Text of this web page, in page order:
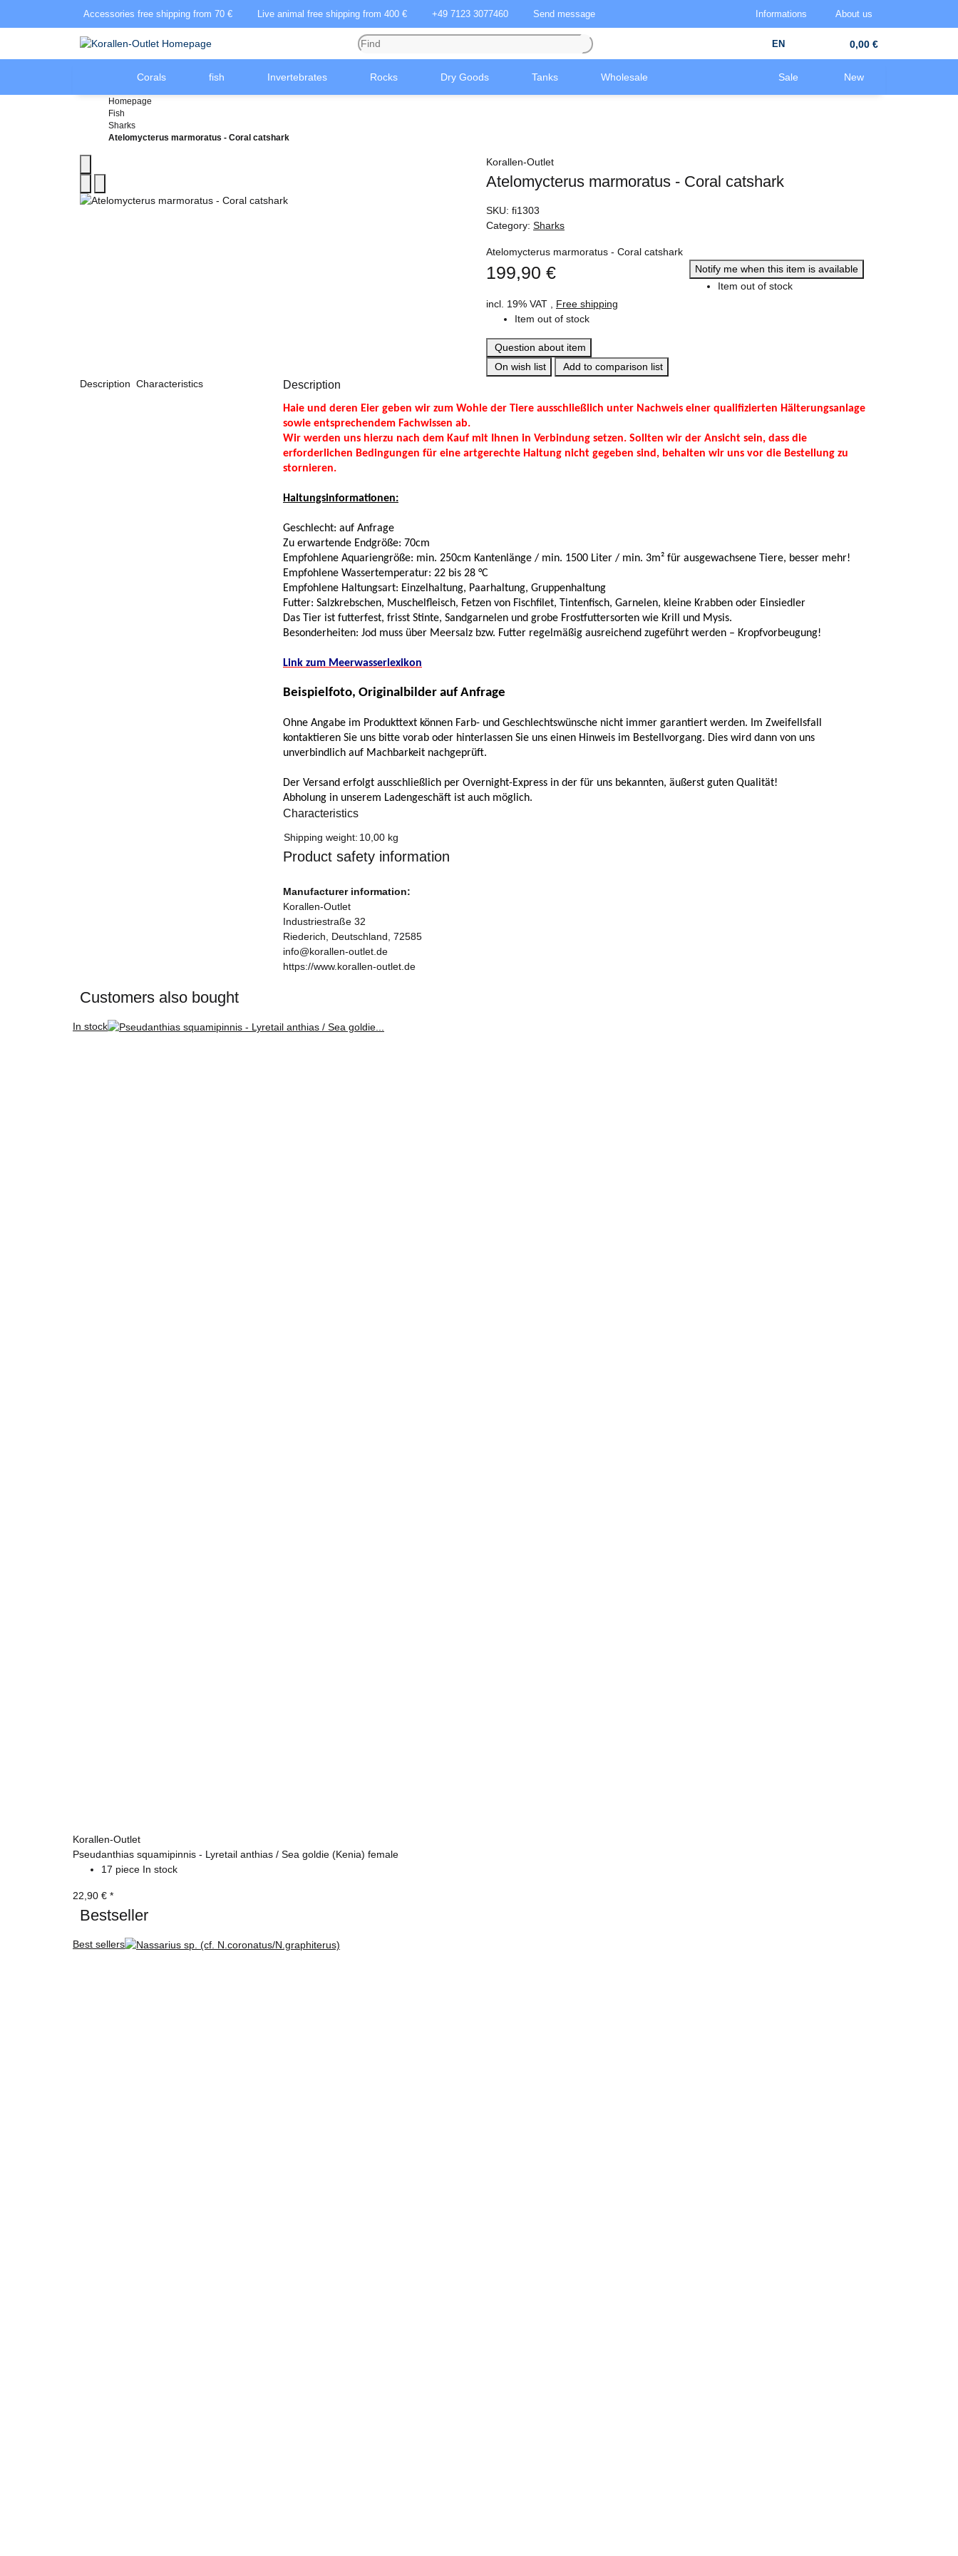
Accessories free shipping from 70 € Live animal free shipping from 400 € +49 7123 3077460 Send message Informations About us
EN 0,00 €
Corals fish Invertebrates Rocks Dry Goods Tanks Wholesale Sale New
Homepage
Fish
Sharks
Atelomycterus marmoratus - Coral catshark
Korallen-Outlet
Atelomycterus marmoratus - Coral catshark
SKU: fi1303
Category: Sharks
Atelomycterus marmoratus - Coral catshark
199,90 €
incl. 19% VAT , Free shipping
Item out of stock
Notify me when this item is available
Item out of stock
Question about item
On wish list
Add to comparison list
Description Characteristics Description
Haie und deren Eier geben wir zum Wohle der Tiere ausschließlich unter Nachweis einer qualifizierten Hälterungsanlage
sowie entsprechendem Fachwissen ab.
Wir werden uns hierzu nach dem Kauf mit Ihnen in Verbindung setzen. Sollten wir der Ansicht sein, dass die
erforderlichen Bedingungen für eine artgerechte Haltung nicht gegeben sind, behalten wir uns vor die Bestellung zu
stornieren.
Haltungsinformationen:
Geschlecht: auf Anfrage
Zu erwartende Endgröße: 70cm
Empfohlene Aquariengröße: min. 250cm Kantenlänge / min. 1500 Liter / min. 3m² für ausgewachsene Tiere, besser mehr!
Empfohlene Wassertemperatur: 22 bis 28 °C
Empfohlene Haltungsart: Einzelhaltung, Paarhaltung, Gruppenhaltung
Futter: Salzkrebschen, Muschelfleisch, Fetzen von Fischfilet, Tintenfisch, Garnelen, kleine Krabben oder Einsiedler
Das Tier ist futterfest, frisst Stinte, Sandgarnelen und grobe Frostfuttersorten wie Krill und Mysis.
Besonderheiten: Jod muss über Meersalz bzw. Futter regelmäßig ausreichend zugeführt werden – Kropfvorbeugung!
Link zum Meerwasserlexikon
Beispielfoto, Originalbilder auf Anfrage
Ohne Angabe im Produkttext können Farb- und Geschlechtswünsche nicht immer garantiert werden. Im Zweifellsfall
kontaktieren Sie uns bitte vorab oder hinterlassen Sie uns einen Hinweis im Bestellvorgang. Dies wird dann von uns
unverbindlich auf Machbarkeit nachgeprüft.
Der Versand erfolgt ausschließlich per Overnight-Express in der für uns bekannten, äußerst guten Qualität!
Abholung in unserem Ladengeschäft ist auch möglich.
Characteristics
Item information
Value
Shipping weight: 10,00 kg
Product safety information
Manufacturer information:
Korallen-Outlet
Industriestraße 32
Riederich, Deutschland, 72585
info@korallen-outlet.de
https://www.korallen-outlet.de
Customers also bought
In stock
Korallen-Outlet
Pseudanthias squamipinnis - Lyretail anthias / Sea goldie (Kenia) female
17 piece In stock
22,90 € *
Bestseller
Best sellers